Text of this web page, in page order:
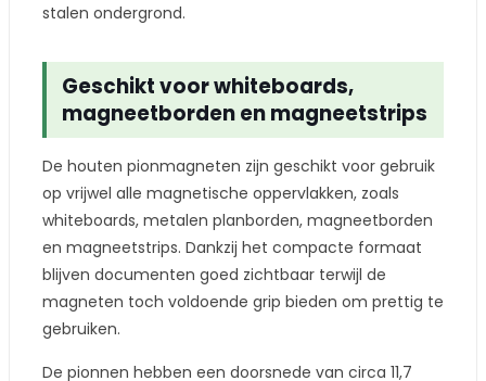
stalen ondergrond.
Geschikt voor whiteboards,
magneetborden en magneetstrips
De houten pionmagneten zijn geschikt voor gebruik
op vrijwel alle magnetische oppervlakken, zoals
whiteboards, metalen planborden, magneetborden
en magneetstrips. Dankzij het compacte formaat
blijven documenten goed zichtbaar terwijl de
magneten toch voldoende grip bieden om prettig te
gebruiken.
De pionnen hebben een doorsnede van circa 11,7